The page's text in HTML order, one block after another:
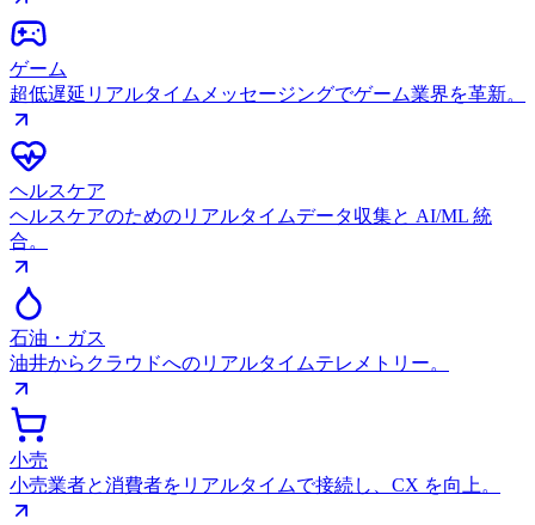
ゲーム
超低遅延リアルタイムメッセージングでゲーム業界を革新。
ヘルスケア
ヘルスケアのためのリアルタイムデータ収集と AI/ML 統
合。
石油・ガス
油井からクラウドへのリアルタイムテレメトリー。
小売
小売業者と消費者をリアルタイムで接続し、CX を向上。